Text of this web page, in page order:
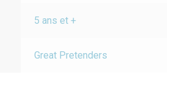
5 ans et +
Great Pretenders